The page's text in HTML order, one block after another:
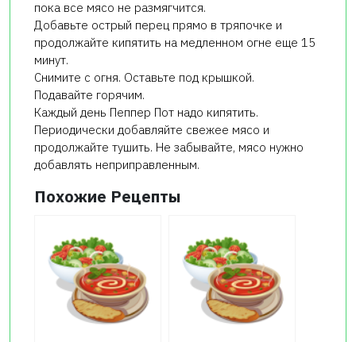
пока все мясо не размягчится.
Добавьте острый перец прямо в тряпочке и
продолжайте кипятить на медленном огне еще 15
минут.
Снимите с огня. Оставьте под крышкой.
Подавайте горячим.
Каждый день Пеппер Пот надо кипятить.
Периодически добавляйте свежее мясо и
продолжайте тушить. Не забывайте, мясо нужно
добавлять неприправленным.
Похожие Рецепты